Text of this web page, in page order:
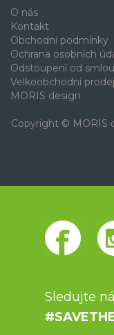
O nás
Kontakt
Obchodní podmínky
Ochrana osobních
Odstoupení od
Velkoobchodní prodej
MORIS design
Copyright © MORIS
Sledujte